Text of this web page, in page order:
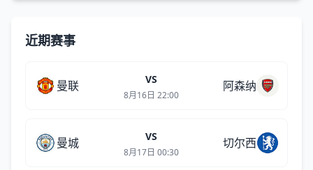
近期赛事
曼联 VS
8月16日 22:00
阿森纳
曼城 VS
8月17日 00:30
切尔西